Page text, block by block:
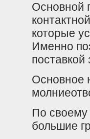
Основной
которые
Именно
Основное
По своему
большие